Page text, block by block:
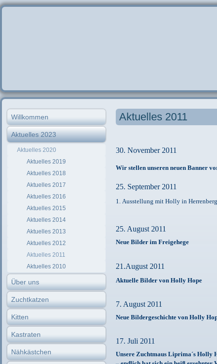
Willkommen
Aktuelles 2023
Aktuelles 2020
Aktuelles 2019
Aktuelles 2018
Aktuelles 2017
Aktuelles 2016
Aktuelles 2015
Aktuelles 2014
Aktuelles 2013
Aktuelles 2012
Aktuelles 2011
Aktuelles 2010
Über uns
Zuchtkatzen
Kitten
Kastraten
Nähkästchen
Aktuelles 2011
30. November 2011
Wir stellen unseren neuen Banner
25. September 2011
1. Ausstellung mit Holly in Herrenberg
25. August 2011
Neue Bilder im Freigehege
21.August 2011
Aktuelle Bilder von Holly Hope
7. August 2011
Neue Bildergeschichte von Holly
17. Juli 2011
Unsere Zuchtmaus Liprima´s Holly